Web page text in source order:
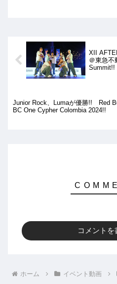
XII
＠東急不
Summit!!
Junior Rock、Lumaが優勝!! Red
BC One Cypher Colombia 2024!!
コメントを
ホーム イベント動画